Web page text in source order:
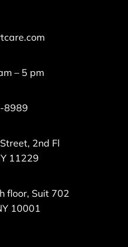
– 5 pm
8989
2nd Fl
11229
floor, Suit 702
10001